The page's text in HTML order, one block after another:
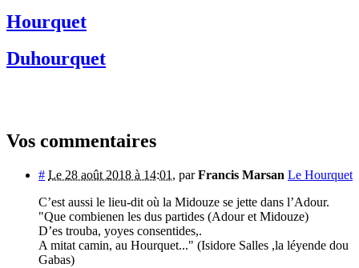
Hourquet
Duhourquet
Vos commentaires
# Le 28 août 2018 à 14:01 , parFrancis Marsan Le Hourquet
C’est aussi le lieu-dit où la Midouze se jette dans l’Adour.
"Que combienen les dus partides (Adour et Midouze)
D’es trouba, yoyes consentides,.
A mitat camin, au Hourquet..." (Isidore Salles ,la léyende dou
Gabas)